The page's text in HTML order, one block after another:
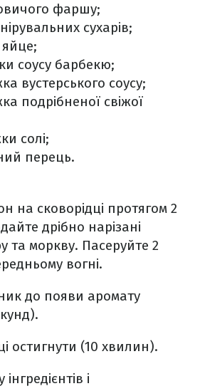
фаршу;
сухарів;
яйце;
соусу барбекю;
вустерського соусу;
подрібненої свіжої
солі;
перець.
на сковорідці протягом 2
дрібно нарізані
та моркву. Пасеруйте 2
вогні.
до появи аромату
остигнути (10 хвилин).
і